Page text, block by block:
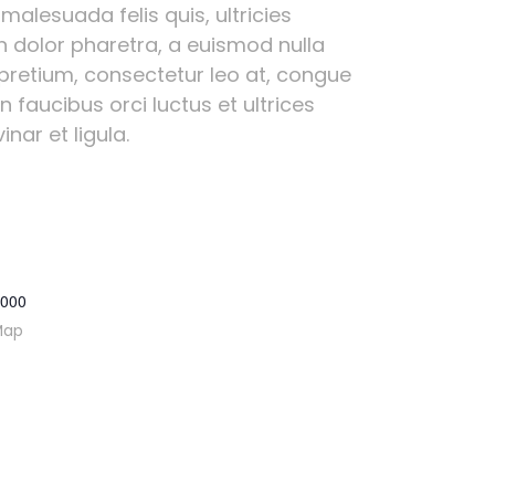
felis quis, ultricies
dolor pharetra, a euismod nulla
consectetur leo at, congue
faucibus orci luctus et ultrices
et ligula.